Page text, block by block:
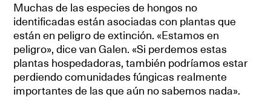
Muchas de las especies de hongos no
identificadas están asociadas con plantas que
están en peligro de extinción. «Estamos en
peligro», dice van Galen. «Si perdemos estas
plantas hospedadoras, también podríamos estar
perdiendo comunidades fúngicas realmente
importantes de las que aún no sabemos nada».